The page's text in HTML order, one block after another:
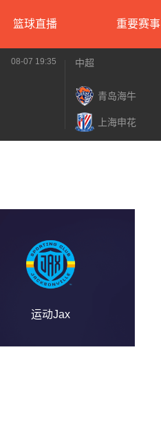
篮球直播 重要赛事
08-07 19:35 中超
青岛海牛
上海申花
运动Jax